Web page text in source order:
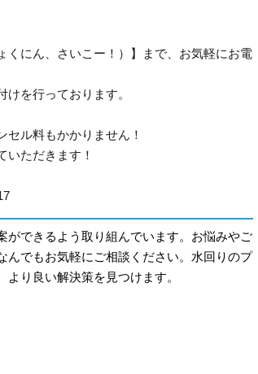
くにん、さいこー！）】まで、お気軽にお電
を行っております。
ル料もかかりません！
いただきます！
ができるよう取り組んでいます。お悩みやご
んでもお気軽にご相談ください。水回りのプ
り良い解決策を見つけます。